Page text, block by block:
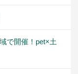
で開催！pet×土